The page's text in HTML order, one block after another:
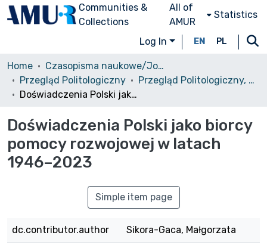
Communities &
Collections
All of
AMUR
Statistics
Log In EN PL
Home
Czasopisma naukowe/Journals
Przegląd Politologiczny
Przegląd Politologiczny, 2025, nr 1
Doświadczenia Polski jako biorcy pomocy rozwojowej w latach 1946–2023
Doświadczenia Polski jako biorcy
pomocy rozwojowej w latach
1946–2023
Simple item page
dc.contributor.author Sikora-Gaca, Małgorzata